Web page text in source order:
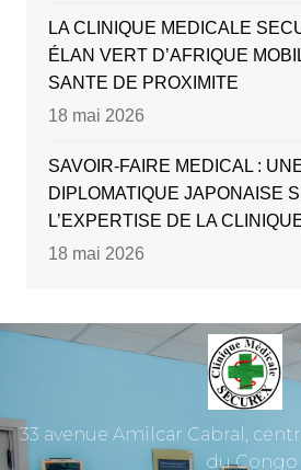
LA CLINIQUE MEDICALE
ÉLAN VERT D’AFRIQUE
SANTE DE PROXIMITE
18 mai 2026
SAVOIR-FAIRE MEDICAL :
DIPLOMATIQUE JAPONAISE
L’EXPERTISE DE LA
18 mai 2026
33 avenue Amilcar Cabral,
du Congo